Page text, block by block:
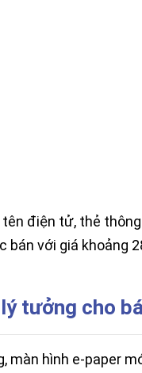
điện tử, thẻ
với giá khoảng
tưởng cho
màn hình e-paper